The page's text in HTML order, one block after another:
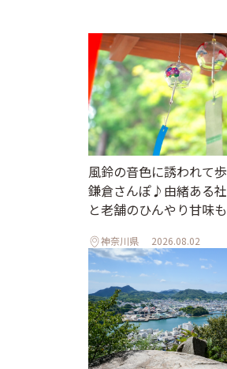
風鈴の音色に誘われて
鎌倉さんぽ♪由緒ある
と老舗のひんやり甘味も
神奈川県 2026.08.02